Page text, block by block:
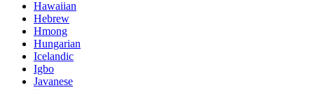
Hawaiian
Hebrew
Hmong
Hungarian
Icelandic
Igbo
Javanese